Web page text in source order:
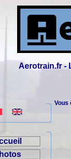
Aerotrain.fr -
Vous